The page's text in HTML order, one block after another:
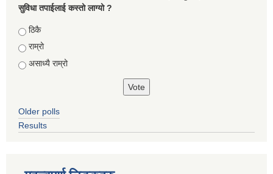
सुविधा तपाईलाई कस्तो लाग्यो ?
Choices
ठिकै
राम्रो
असाध्यै राम्रो
Older polls
Results